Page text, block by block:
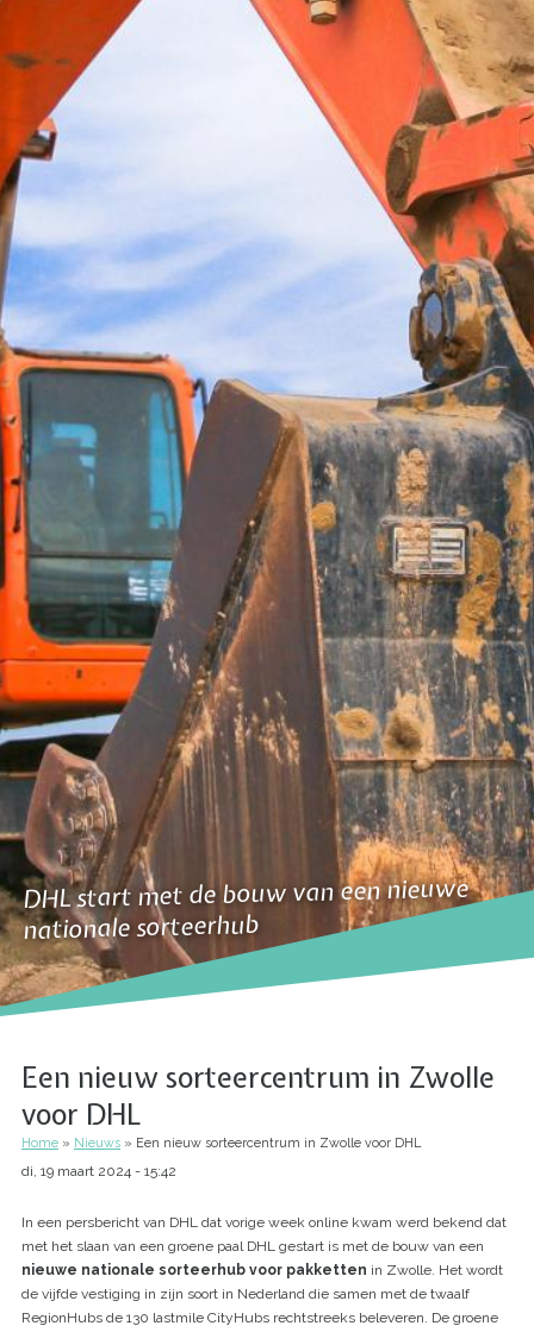
DHL start met de bouw van een nieuwe
nationale sorteerhub
Een nieuw sorteercentrum in Zwolle
voor DHL
Home Nieuws Een nieuw sorteercentrum in Zwolle voor DHL
di, 19 maart 2024 - 15:42
In een persbericht van DHL dat vorige week online kwam werd bekend dat
met het slaan van een groene paal DHL gestart is met de bouw van een
nieuwe nationale sorteerhub voor pakketten in Zwolle. Het wordt
de vijfde vestiging in zijn soort in Nederland die samen met de twaalf
RegionHubs de 130 lastmile CityHubs rechtstreeks beleveren. De groene